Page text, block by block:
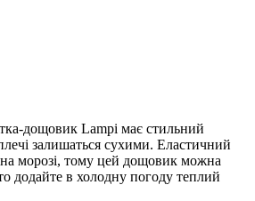
дощовик Lampi має стильний
залишаться сухими. Еластичний
на морозі, тому цей дощовик можна
додайте в холодну погоду теплий